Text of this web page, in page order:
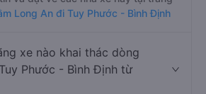
Long An đi Tuy Phước - Bình Định
xe nào khai thác dòng
Phước - Bình Định từ